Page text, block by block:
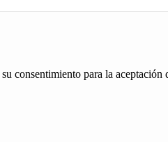
consentimiento para la